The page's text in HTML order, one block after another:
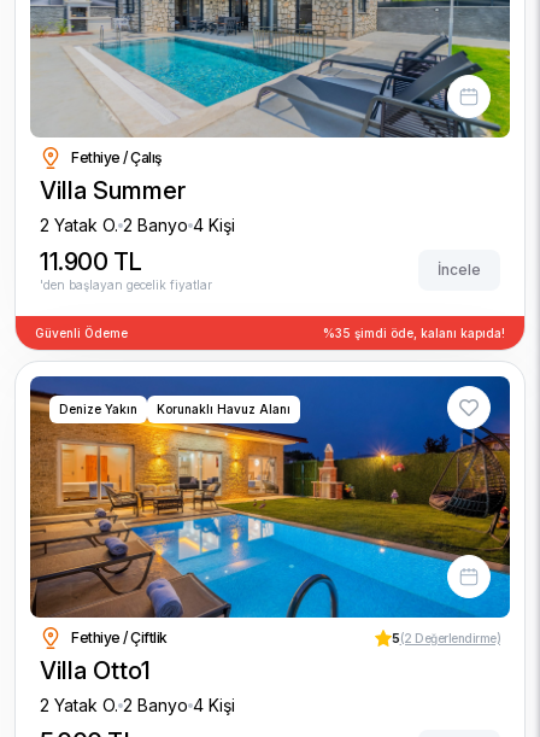
Fethiye / Çalış
Villa Summer
2 Yatak O. 2 Banyo 4 Kişi
11.900 TL
'den başlayan gecelik fiyatlar
İncele
Güvenli Ödeme %35 şimdi öde, kalanı kapıda!
Denize Yakın Korunaklı Havuz Alanı
Fethiye / Çiftlik 5(2 Değerlendirme)
Villa Otto1
2 Yatak O. 2 Banyo 4 Kişi